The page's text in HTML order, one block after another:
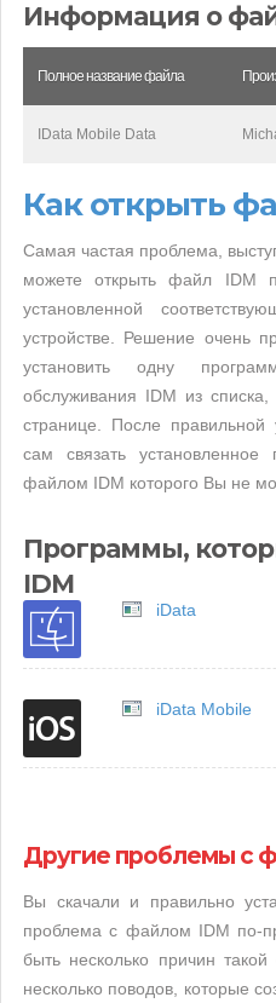
Информация о
Полное название файла
IData Mobile Data
Как открыть
Самая частая проблема,
можете открыть файл IDM
установленной
устройстве. Решение очень
установить одну
обслуживания IDM из
странице. После правильной
сам связать
файлом IDM которого Вы не
Программы,
IDM
iData
iData Mobile
Другие проблемы с
Вы скачали и правильно
проблема с файлом IDM по-
быть несколько причин
несколько поводов, которые